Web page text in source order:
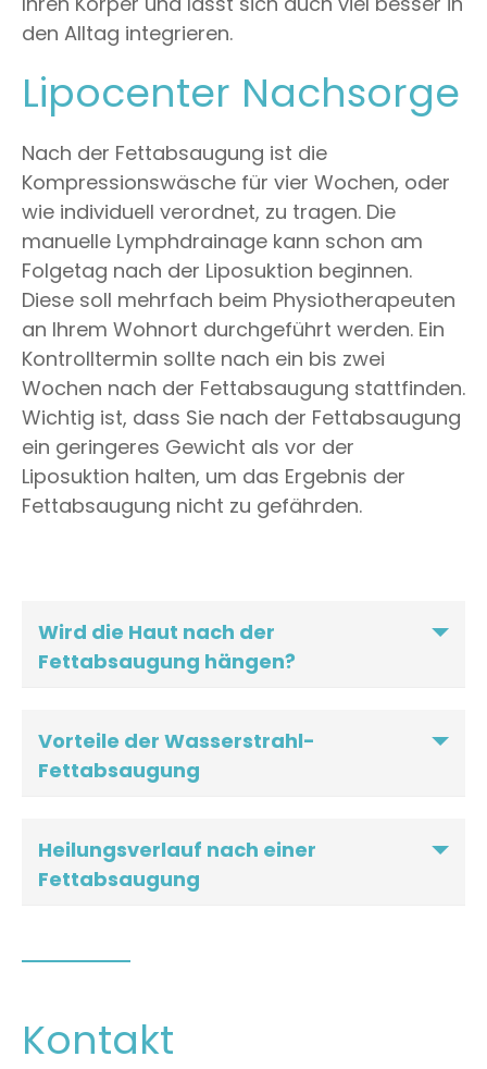
den Alltag integrieren.
Lipocenter Nachsorge
Nach der Fettabsaugung ist die
Kompressionswäsche für vier Wochen, oder
wie individuell verordnet, zu tragen. Die
manuelle Lymphdrainage kann schon am
Folgetag nach der Liposuktion beginnen.
Diese soll mehrfach beim Physiotherapeuten
an Ihrem Wohnort durchgeführt werden. Ein
Kontrolltermin sollte nach ein bis zwei
Wochen nach der Fettabsaugung stattfinden.
Wichtig ist, dass Sie nach der Fettabsaugung
ein geringeres Gewicht als vor der
Liposuktion halten, um das Ergebnis der
Fettabsaugung nicht zu gefährden.
Wird die Haut nach der
Fettabsaugung hängen?
Vorteile der Wasserstrahl-
Fettabsaugung
Heilungsverlauf nach einer
Fettabsaugung
Kontakt